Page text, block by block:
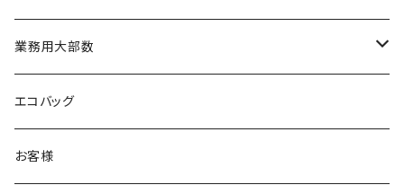
業務用大部数
メッセージカード
エコバッグ
お客様